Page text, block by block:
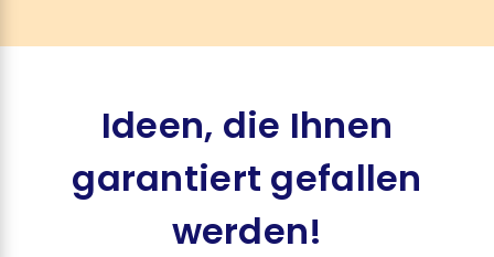
Ideen, die Ihnen
garantiert gefallen
werden!